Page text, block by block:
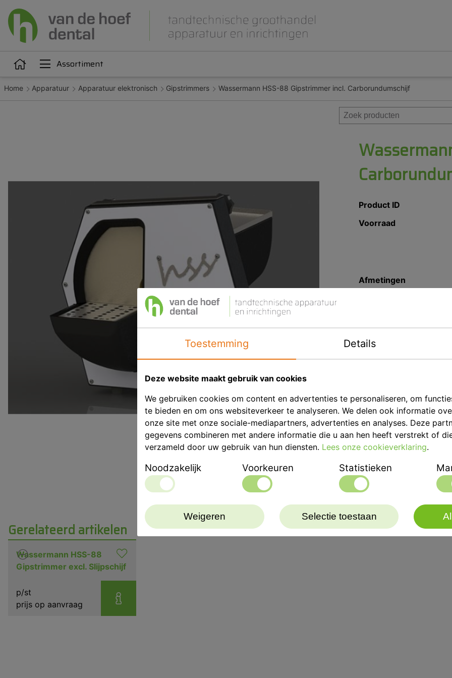
Assortiment
Articulatie Attachments Beet- en lepelplaten
CAD CAM / 3D
Gips en inbedmassa
Implantologie
Meubilair en inrichting
Modelleren en
Home Apparatuur Apparatuur elektronisch Gipstrimmers Wassermann HSS-88 Gipstrimmer incl. Carborundumschijf
Product ID
Voorraad
Afmetingen
De HSS-88 is niet
zijn effciciente motor
slijpsnelheid
hoge Duitse kwaliteit.
Veelzijdig.
Spatwaterdichte motor,
1000 Watt.
Groot werkraam van
Watertoevoer geregeld
Inclusief Korundschijf.
Gerelateerd artikelen
Wassermann HSS-88
Gipstrimmer excl. Slijpschijf
p/st
prijs op aanvraag
Toestemming Details
Deze website maakt gebruik van cookies
We gebruiken cookies om content en advertenties te personaliseren, om
te bieden en om ons websiteverkeer te analyseren. We delen ook informatie
onze site met onze sociale-mediapartners, advertenties en analyses. Deze
gegevens combineren met andere informatie die u aan hen heeft verstrekt of
verzameld door uw gebruik van hun diensten. Lees onze cookieverklaring.
Noodzakelijk Voorkeuren Statistieken
Weigeren Selectie toestaan